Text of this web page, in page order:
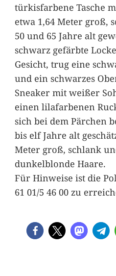
türkisfarbene Tasche
etwa 1,64 Meter groß,
50 und 65 Jahre alt
schwarz gefärbte
Gesicht, trug eine
und ein schwarzes
Sneaker mit weißer
einen lilafarbenen
sich bei dem Pärchen
bis elf Jahre alt
Meter groß, schlank
dunkelblonde Haare.
Für Hinweise ist die
61 01/5 46 00 zu